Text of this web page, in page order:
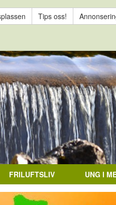
Tips oss!
FRILUFTSLIV UNG I